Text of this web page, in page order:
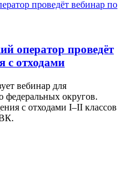
оператор проведёт
с отходами
вебинар для
федеральных округов.
с отходами I–II классов